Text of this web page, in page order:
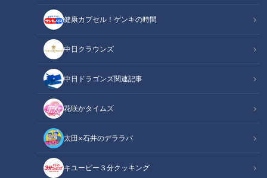
健康カプセル！ゲンキの時間
中日クラウンズ
中日ドラゴンズ関連記事
花咲かタイムズ
太田×石井のデララバ
キユーピー３分クッキング
記事に戻る